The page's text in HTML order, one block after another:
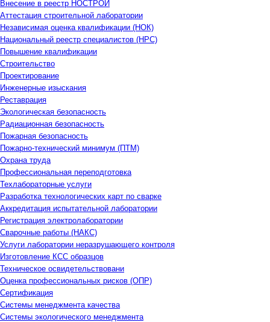
Внесение в реестр НОСТРОЙ
Аттестация строительной лаборатории
Независимая оценка квалификации (НОК)
Национальный реестр специалистов (НРС)
Повышение квалификации
Строительство
Проектирование
Инженерные изыскания
Реставрация
Экологическая безопасность
Радиационная безопасность
Пожарная безопасность
Пожарно-технический минимум (ПТМ)
Охрана труда
Профессиональная переподготовка
Техлабораторные услуги
Разработка технологических карт по сварке
Аккредитация испытательной лаборатории
Регистрация электролаборатории
Сварочные работы (НАКС)
Услуги лаборатории неразрушающего контроля
Изготовление КСС образцов
Техническое освидетельствовани
Оценка профессиональных рисков (ОПР)
Сертификация
Системы менеджмента качества
Системы экологического менеджмента